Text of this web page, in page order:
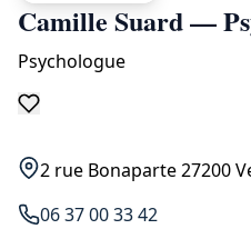
Camille Suard —
Psychologue
2 rue Bonaparte 27200
06 37 00 33 42